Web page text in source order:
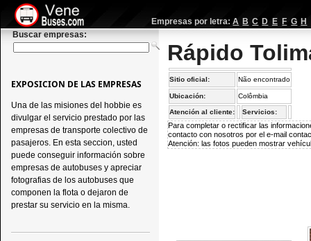
Empresas por letra: A B C D E F G H
Buscar empresas:
Rápido
Sitio oficial: Não encontrado
Ubicación: Colômbia
Atención al cliente: Servicios:
Para completar o rectificar las
contacto con nosotros por el e-mail
Atención: las fotos pueden mostrar
EXPOSICION DE LAS EMPRESAS
Una de las misiones del hobbie es
divulgar el servicio prestado por las
empresas de transporte colectivo de
pasajeros. En esta seccion, usted
puede conseguir información sobre
empresas de autobuses y apreciar
fotografias de los autobuses que
componen la flota o dejaron de
prestar su servicio en la misma.